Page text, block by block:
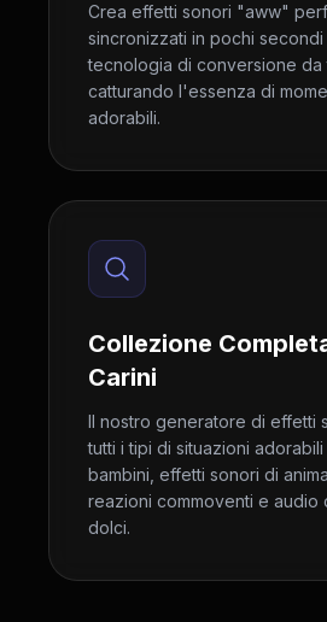
Crea effetti sonori "aww"
sincronizzati in pochi
tecnologia di conversione da
catturando l'essenza di
adorabili.
Collezione
Carini
Il nostro generatore di effetti
tutti i tipi di situazioni
bambini, effetti sonori di
reazioni commoventi e audio
dolci.